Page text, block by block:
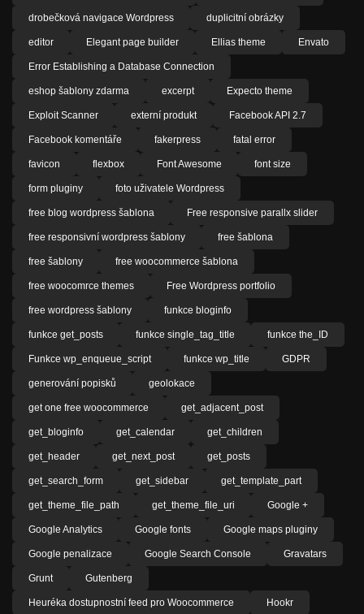
drobečková navigace Wordpress duplicitní obrázky
editor Elegant page builder Ellias theme Envato
Error Establishing a Database Connection
eshop šablony zdarma excerpt Expecto theme
Exploit Scanner externí produkt Facebook API 2.7
Facebook komentáře fakerpress fatal error
favicon flexbox Font Awesome font size
form pluginy foto uživatele Wordpress
free blog wordpress šablona Free responsive parallx slider
free responsivní wordpress šablony free šablona
free šablony free woocommerce šablona
free woocomrce themes Free Wordpress portfolio
free wordpress šablony funkce bloginfo
funkce get_posts funkce single_tag_title funkce the_ID
Funkce wp_enqueue_script funkce wp_title GDPR
generování popisků geolokace
get one free woocommerce get_adjacent_post
get_bloginfo get_calendar get_children
get_header get_next_post get_posts
get_search_form get_sidebar get_template_part
get_theme_file_path get_theme_file_uri Google +
Google Analytics Google fonts Google maps pluginy
Google penalizace Google Search Console Gravatars
Grunt Gutenberg
Heuréka dostupnostní feed pro Woocommerce Hookr